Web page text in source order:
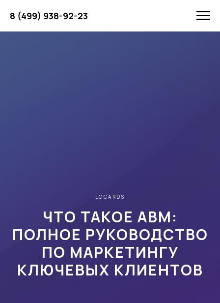
8 (499) 938-92-23
LOCARDS
ЧТО ТАКОЕ ABM:
ПОЛНОЕ РУКОВОДСТВО
ПО МАРКЕТИНГУ
КЛЮЧЕВЫХ КЛИЕНТОВ